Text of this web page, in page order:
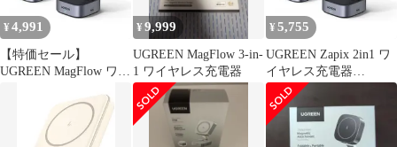
¥ 4,991
【特価セール】
UGREEN MagFlow ワイ
MagSafe対応 7.5W Qi認
証 折りたたみ式 マグセ
ーフ 充電スタンド
¥9,999
UGREEN MagFlow 3-in-
1 ワイヤレス充電器
¥ 5,755
UGREEN Zapix 2in1 ワ
イヤレス充電器
MagSafe対応 7.5W Qi認
証 折り畳み 充電スタン
ド iPhone&AirPods対応